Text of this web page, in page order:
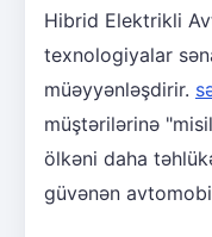
Hibrid Elektrikli
texnologiyalar
müəyyənləşdirir.
müştərilərinə
ölkəni daha
güvənən